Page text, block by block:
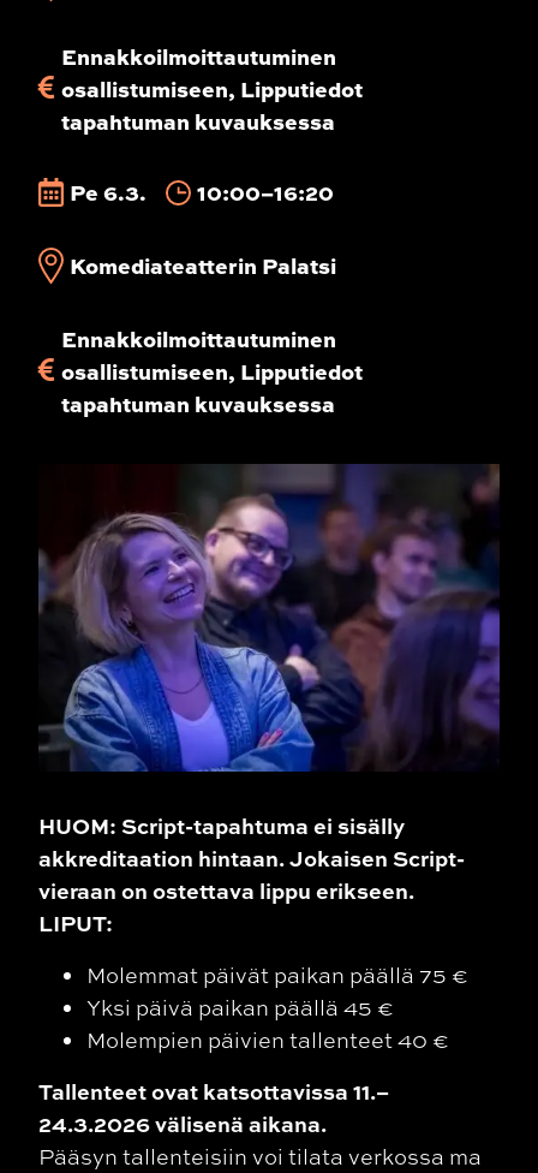
Ennakkoilmoittautuminen
osallistumiseen, Lipputiedot
tapahtuman kuvauksessa
Pe 6.3. 10:00–16:20
Komediateatterin Palatsi
Ennakkoilmoittautuminen
osallistumiseen, Lipputiedot
tapahtuman kuvauksessa
HUOM: Script-tapahtuma ei sisälly
akkreditaation hintaan. Jokaisen Script-
vieraan on ostettava lippu erikseen.
LIPUT:
Molemmat päivät paikan päällä 75 €
Yksi päivä paikan päällä 45 €
Molempien päivien tallenteet 40 €
Tallenteet ovat katsottavissa 11.–
24.3.2026 välisenä aikana.
Pääsyn tallenteisiin voi tilata verkossa ma